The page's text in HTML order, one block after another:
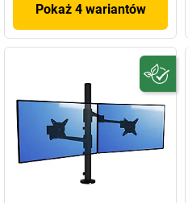
Pokaż 4 wariantów